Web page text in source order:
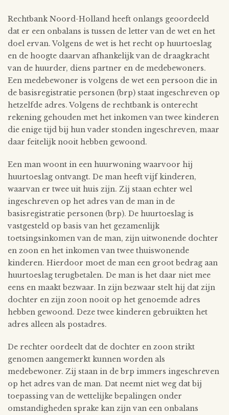
Rechtbank Noord-Holland heeft onlangs geoordeeld
dat er een onbalans is tussen de letter van de wet en het
doel ervan. Volgens de wet is het recht op huurtoeslag
en de hoogte daarvan afhankelijk van de draagkracht
van de huurder, diens partner en de medebewoners.
Een medebewoner is volgens de wet een persoon die in
de basisregistratie personen (brp) staat ingeschreven op
hetzelfde adres. Volgens de rechtbank is onterecht
rekening gehouden met het inkomen van twee kinderen
die enige tijd bij hun vader stonden ingeschreven, maar
daar feitelijk nooit hebben gewoond.
Een man woont in een huurwoning waarvoor hij
huurtoeslag ontvangt. De man heeft vijf kinderen,
waarvan er twee uit huis zijn. Zij staan echter wel
ingeschreven op het adres van de man in de
basisregistratie personen (brp). De huurtoeslag is
vastgesteld op basis van het gezamenlijk
toetsingsinkomen van de man, zijn uitwonende dochter
en zoon en het inkomen van twee thuiswonende
kinderen. Hierdoor moet de man een groot bedrag aan
huurtoeslag terugbetalen. De man is het daar niet mee
eens en maakt bezwaar. In zijn bezwaar stelt hij dat zijn
dochter en zijn zoon nooit op het genoemde adres
hebben gewoond. Deze twee kinderen gebruikten het
adres alleen als postadres.
De rechter oordeelt dat de dochter en zoon strikt
genomen aangemerkt kunnen worden als
medebewoner. Zij staan in de brp immers ingeschreven
op het adres van de man. Dat neemt niet weg dat bij
toepassing van de wettelijke bepalingen onder
omstandigheden sprake kan zijn van een onbalans